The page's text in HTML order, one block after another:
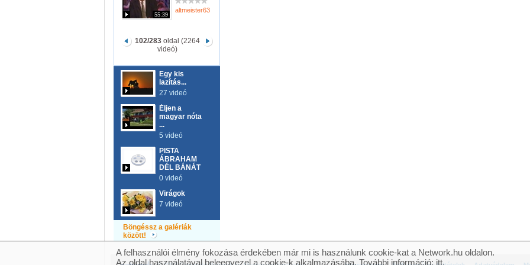
55:39
altmeister63
102/283 oldal (2264
videó)
Egy kis
lazítás...
27 videó
Éljen a
magyar nóta
...
5 videó
PISTA
ÁBRAHAM
DÉL BÁNÁT
0 videó
Virágok
7 videó
Böngéssz a galériák
között!
A felhasználói élmény fokozása érdekében már mi is használunk cookie-kat a Network.hu oldalon.
Az oldal használatával beleegyezel a cookie-k alkalmazásába. További információ: itt.